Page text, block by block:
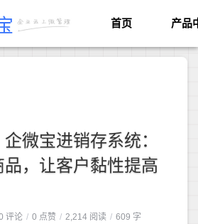
首页 产品
企微宝进销存系统：
，让客户黏性提高
评论 / 0 点赞 / 2,214 阅读 / 609 字